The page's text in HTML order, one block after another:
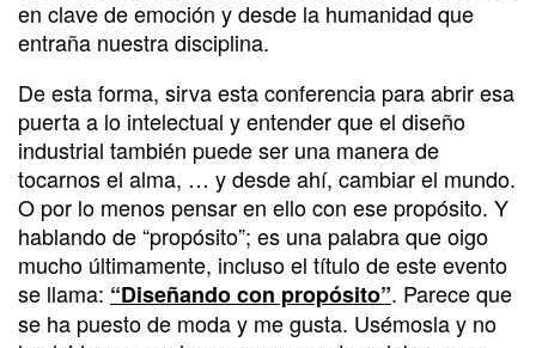
en clave de emoción y desde la humanidad que
entraña nuestra disciplina.
De esta forma, sirva esta conferencia para abrir esa
puerta a lo intelectual y entender que el diseño
industrial también puede ser una manera de
tocarnos el alma, … y desde ahí, cambiar el mundo.
O por lo menos pensar en ello con ese propósito. Y
hablando de “propósito”; es una palabra que oigo
mucho últimamente, incluso el título de este evento
se llama: “Diseñando con propósito”. Parece que
se ha puesto de moda y me gusta. Usémosla y no